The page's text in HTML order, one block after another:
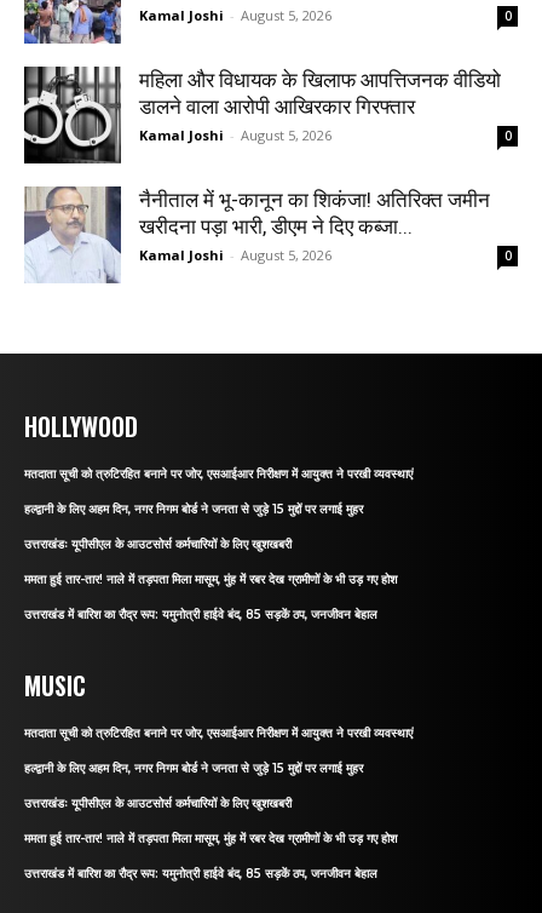
Kamal Joshi - August 5, 2026 0
महिला और विधायक के खिलाफ आपत्तिजनक वीडियो
डालने वाला आरोपी आखिरकार गिरफ्तार
Kamal Joshi - August 5, 2026 0
नैनीताल में भू-कानून का शिकंजा! अतिरिक्त जमीन
खरीदना पड़ा भारी, डीएम ने दिए कब्जा...
Kamal Joshi - August 5, 2026 0
HOLLYWOOD
मतदाता सूची को त्रुटिरहित बनाने पर जोर, एसआईआर निरीक्षण में आयुक्त ने परखी व्यवस्थाएं
हल्द्वानी के लिए अहम दिन, नगर निगम बोर्ड ने जनता से जुड़े 15 मुद्दों पर लगाई मुहर
उत्तराखंडः यूपीसीएल के आउटसोर्स कर्मचारियों के लिए खुशखबरी
ममता हुई तार-तार! नाले में तड़पता मिला मासूम, मुंह में रबर देख ग्रामीणों के भी उड़ गए होश
उत्तराखंड में बारिश का रौद्र रूप: यमुनोत्री हाईवे बंद, 85 सड़कें ठप, जनजीवन बेहाल
MUSIC
मतदाता सूची को त्रुटिरहित बनाने पर जोर, एसआईआर निरीक्षण में आयुक्त ने परखी व्यवस्थाएं
हल्द्वानी के लिए अहम दिन, नगर निगम बोर्ड ने जनता से जुड़े 15 मुद्दों पर लगाई मुहर
उत्तराखंडः यूपीसीएल के आउटसोर्स कर्मचारियों के लिए खुशखबरी
ममता हुई तार-तार! नाले में तड़पता मिला मासूम, मुंह में रबर देख ग्रामीणों के भी उड़ गए होश
उत्तराखंड में बारिश का रौद्र रूप: यमुनोत्री हाईवे बंद, 85 सड़कें ठप, जनजीवन बेहाल